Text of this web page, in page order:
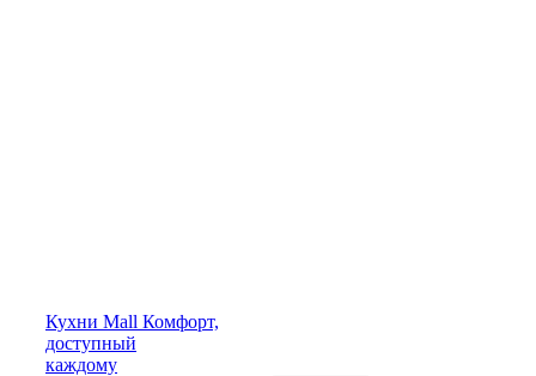
Кухни Mall Комфорт,
доступный
каждому